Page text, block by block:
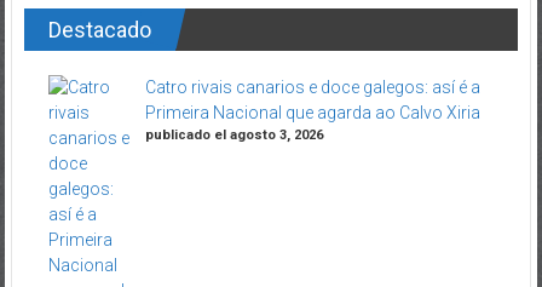
Destacado
Catro rivais canarios e doce galegos: así é a
Primeira Nacional que agarda ao Calvo Xiria
publicado el agosto 3, 2026